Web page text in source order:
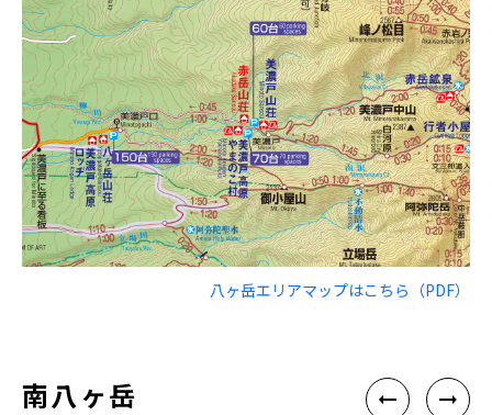
八ヶ岳エリアマップはこちら（PDF）
南八ヶ岳